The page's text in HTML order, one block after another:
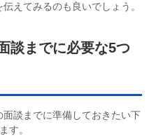
えてみるのも良いでしょう。
談までに必要な5つ
談までに準備しておきたい下
す。